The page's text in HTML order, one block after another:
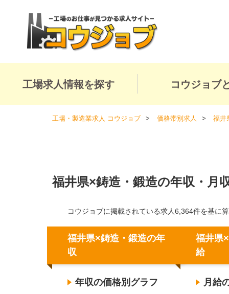
工場求人情報を探す コウジョブ
工場・製造業求人 コウジョブ 価格帯別求人 福井
福井県×鋳造・鍛造の年収・月
コウジョブに掲載されている求人6,364件を基に
福井県×鋳造・鍛造の年
収
年収の価格別グラフ
福井県
給
月給